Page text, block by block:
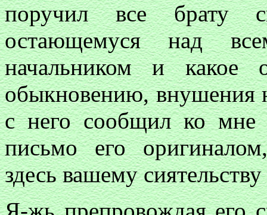
поручил все брату
остающемуся над
начальником и
обыкновению, внушения
с него сообщил ко мне
письмо его
здесь вашему